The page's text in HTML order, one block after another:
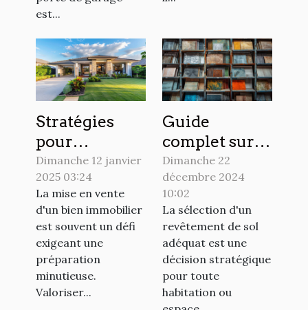
est...
Stratégies
pour
augmenter la
valeur de
votre bien
avant la vente
Dimanche 12 janvier
2025 03:24
La mise en vente
d'un bien immobilier
est souvent un défi
exigeant une
préparation
minutieuse.
Valoriser...
Guide
complet sur la
pose et
l'entretien
des différents
revêtements
de sol
Dimanche 22
décembre 2024
10:02
La sélection d'un
revêtement de sol
adéquat est une
décision stratégique
pour toute
habitation ou